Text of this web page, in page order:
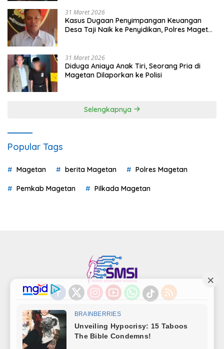
31 Maret 2026
Kasus Dugaan Penyimpangan Keuangan
Desa Taji Naik ke Penyidikan, Polres Magetan
31 Maret 2026
Diduga Aniaya Anak Tiri, Seorang Pria di
Magetan Dilaporkan ke Polisi
Selengkapnya
Popular Tags
Magetan berita Magetan Polres Magetan
Pemkab Magetan Pilkada Magetan
Indeks Kode Etik Privacy Policy
Redaksi
Disclaimer
Pedoman Media Siber